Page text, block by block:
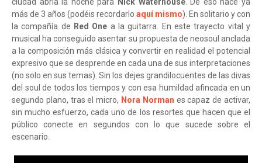
ciudad abría la noche para Nick Waterhouse. De eso hace ya
más de 3 años (podéis recordarlo aquí mismo). En solitario y con
la compañía de Red One a la guitarra. En este trayecto vital y
musical ha conseguido asentar su propuesta de neosoul anclada
a la composición más clásica y convertir en realidad el potencial
expresivo que se desprende en cada una de sus interpretaciones
(no solo en sus temas). Sin los dejes grandilocuentes de las divas
del soul de todos los tiempos y con esa humildad afincada en un
segundo plano, tras el micro, Nora Norman es capaz de activar,
sin mucho esfuerzo, cada uno de los resortes que hacen que el
público conecte en segundos con lo que sucede sobre el
escenario.